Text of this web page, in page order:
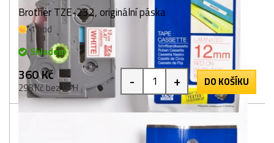
Brother TZE-232, originální páska
1 bod
Skladem
360 Kč
298 Kč bez DPH - + DO KOŠÍKU